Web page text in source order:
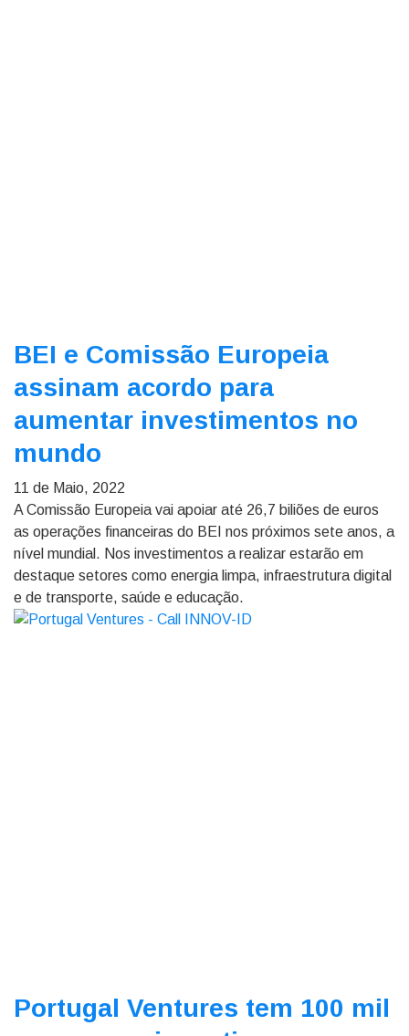
BEI e Comissão Europeia
assinam acordo para
aumentar investimentos no
mundo
11 de Maio, 2022
A Comissão Europeia vai apoiar até 26,7 biliões de euros
as operações financeiras do BEI nos próximos sete anos, a
nível mundial. Nos investimentos a realizar estarão em
destaque setores como energia limpa, infraestrutura digital
e de transporte, saúde e educação.
Portugal Ventures tem 100 mil